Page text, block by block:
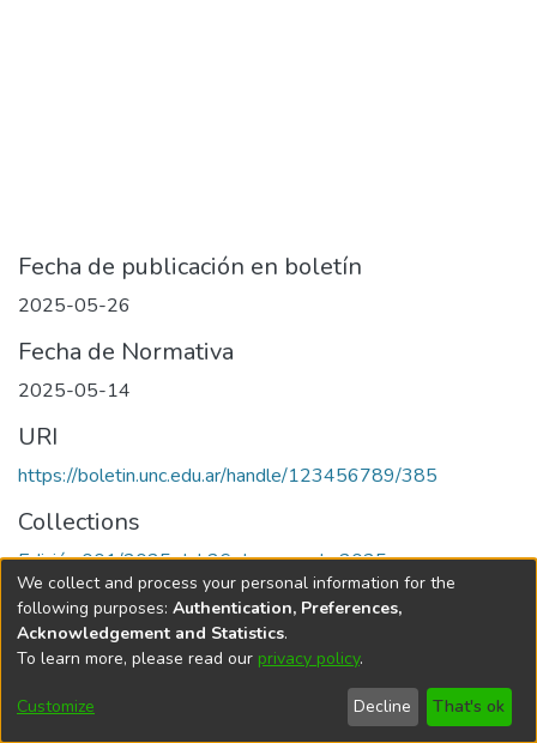
Fecha de publicación en boletín
2025-05-26
Fecha de Normativa
2025-05-14
URI
https://boletin.unc.edu.ar/handle/123456789/385
Collections
Edición 001/2025 del 26 de mayo de 2025
Universidad Nacional de Córdoba
We collect and process your personal information for the
following purposes: Authentication, Preferences,
Acknowledgement and Statistics.
To learn more, please read our privacy policy.
Customize Decline That's ok